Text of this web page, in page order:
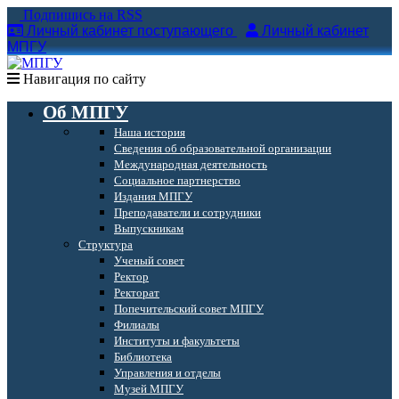
Подпишись на RSS
Личный кабинет поступающего
Личный кабинет
МПГУ
Навигация по сайту
Об МПГУ
Наша история
Сведения об образовательной организации
Международная деятельность
Социальное партнерство
Издания МПГУ
Преподаватели и сотрудники
Выпускникам
Структура
Ученый совет
Ректор
Ректорат
Попечительский совет МПГУ
Филиалы
Институты и факультеты
Библиотека
Управления и отделы
Музей МПГУ